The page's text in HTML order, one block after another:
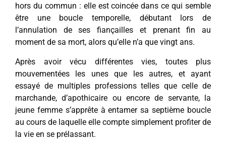
hors du commun : elle est coincée dans ce qui semble
être une boucle temporelle, débutant lors de
l’annulation de ses fiançailles et prenant fin au
moment de sa mort, alors qu’elle n’a que vingt ans.
Après avoir vécu différentes vies, toutes plus
mouvementées les unes que les autres, et ayant
essayé de multiples professions telles que celle de
marchande, d’apothicaire ou encore de servante, la
jeune femme s’apprête à entamer sa septième boucle
au cours de laquelle elle compte simplement profiter de
la vie en se prélassant.